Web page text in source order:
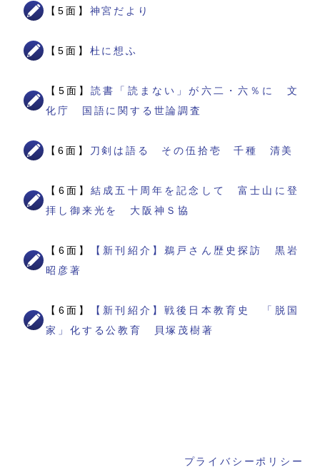
【5面】 神宮だより
【5面】 杜に想ふ
【5面】読書「読まない」が六二・六％に 文
化庁 国語に関する世論調査
【6面】 刀剣は語る その伍拾壱 千種 清美
【6面】結成五十周年を記念して 富士山に登
拝し御来光を 大阪神Ｓ協
【6面】
【新刊紹介】鵜戸さん歴史探訪 黒岩
昭彦著
【6面】
【新刊紹介】戦後日本教育史 「脱国
家」化する公教育 貝塚茂樹著
プライバシーポリシー